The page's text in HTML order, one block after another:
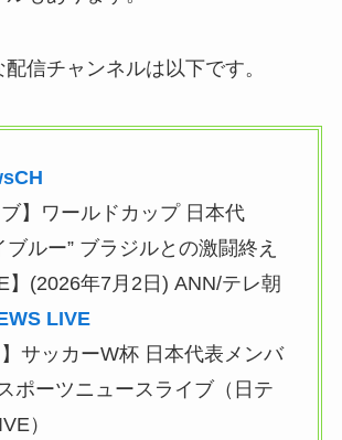
信チャンネルは以下です。
ブ】ワールドカップ 日本代
ブルー” ブラジルとの激闘終え
】(2026年7月2日) ANN/テレ朝
LIVE
】サッカーW杯 日本代表メンバ
ポーツニュースライブ（日テ
）